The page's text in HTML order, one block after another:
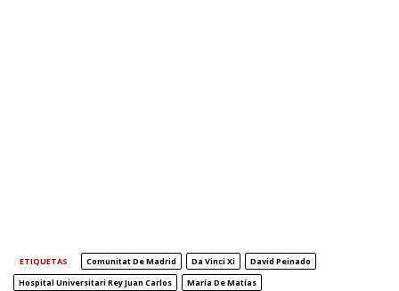
ETIQUETAS Comunitat De Madrid Da Vinci Xi
David Peinado
Hospital Universitari Rey Juan Carlos
María De Matías